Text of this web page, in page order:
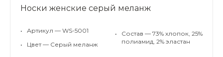
Носки женские серый меланж
•
Артикул — WS-5001
•
Цвет — Серый меланж
•
Состав — 73% хлопок, 25%
полиамид, 2% эластан